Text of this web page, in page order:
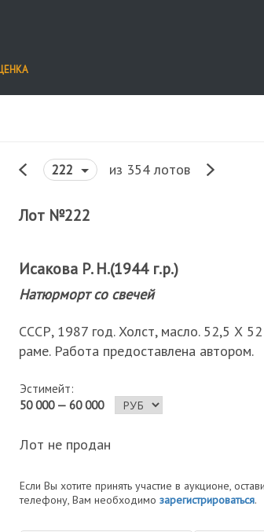
222 из 354 лотов
Лот №222
Исакова Р. Н.(1944 г.р.)
Натюрморт со свечей
СССР, 1987 год. Холст, масло. 52,5 Х
раме. Работа предоставлена автором.
Эстимейт:
50 000 — 60 000
Лот не продан
Если Вы хотите принять участие в аукционе,
телефону, Вам необходимо зарегистрироваться.